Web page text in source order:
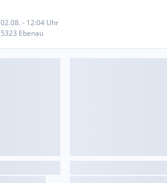
02.08. - 12:04 Uhr
5323 Ebenau